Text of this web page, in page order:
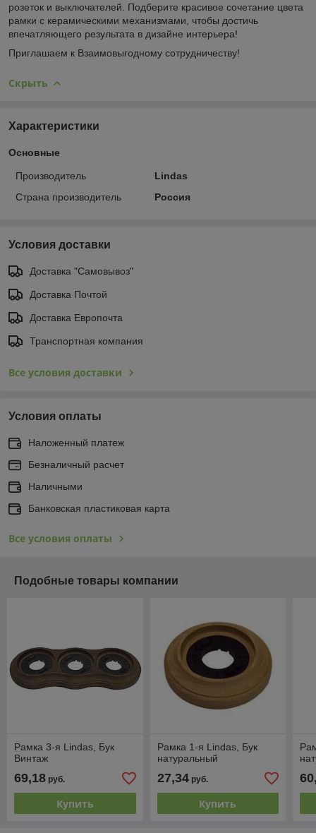
розеток и выключателей. Подберите красивое сочетание цвета
рамки с керамическими механизмами, чтобы достичь
впечатляющего результата в дизайне интерьера!
Приглашаем к Взаимовыгодному сотрудничеству!
Скрыть
Характеристики
Основные
Производитель
Lindas
Страна производитель
Россия
Условия доставки
Доставка "Самовывоз"
Доставка Почтой
Доставка Европочта
Транспортная компания
Все условия доставки
Условия оплаты
Наложенный платеж
Безналичный расчет
Наличными
Банковская пластиковая карта
Все условия оплаты
Подобные товары компании
Рамка 3-я Lindas, Бук
Винтаж
69,18 руб.
Купить
Рамка 1-я Lindas, Бук
натуральный
27,34руб.
Купить